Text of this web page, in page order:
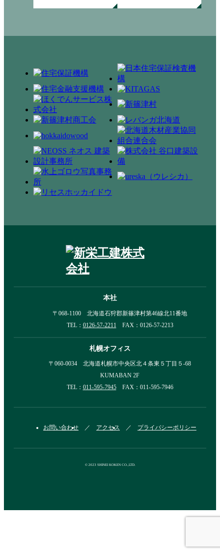
本社
〒068-1100 北海道石狩郡新篠津村第46線北11番地
TEL： 0126-57-2211 FAX：0126-57-2213
札幌オフィス
〒060-0034 北海道札幌市中央区北４条東５丁目５-68
KUMABAN 2F
TEL： 011-595-7945FAX：011-595-7946
お問い合わせ アクセス プライバシーポリシー
© 2023 SHINEI KOKEN CO.,LTD.